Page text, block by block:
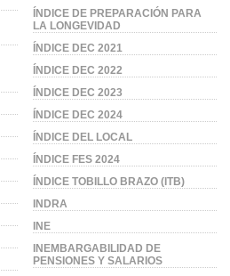
ÍNDICE DE PREPARACIÓN PARA
LA LONGEVIDAD
ÍNDICE DEC 2021
ÍNDICE DEC 2022
ÍNDICE DEC 2023
ÍNDICE DEC 2024
ÍNDICE DEL LOCAL
ÍNDICE FES 2024
ÍNDICE TOBILLO BRAZO (ITB)
INDRA
INE
INEMBARGABILIDAD DE
PENSIONES Y SALARIOS